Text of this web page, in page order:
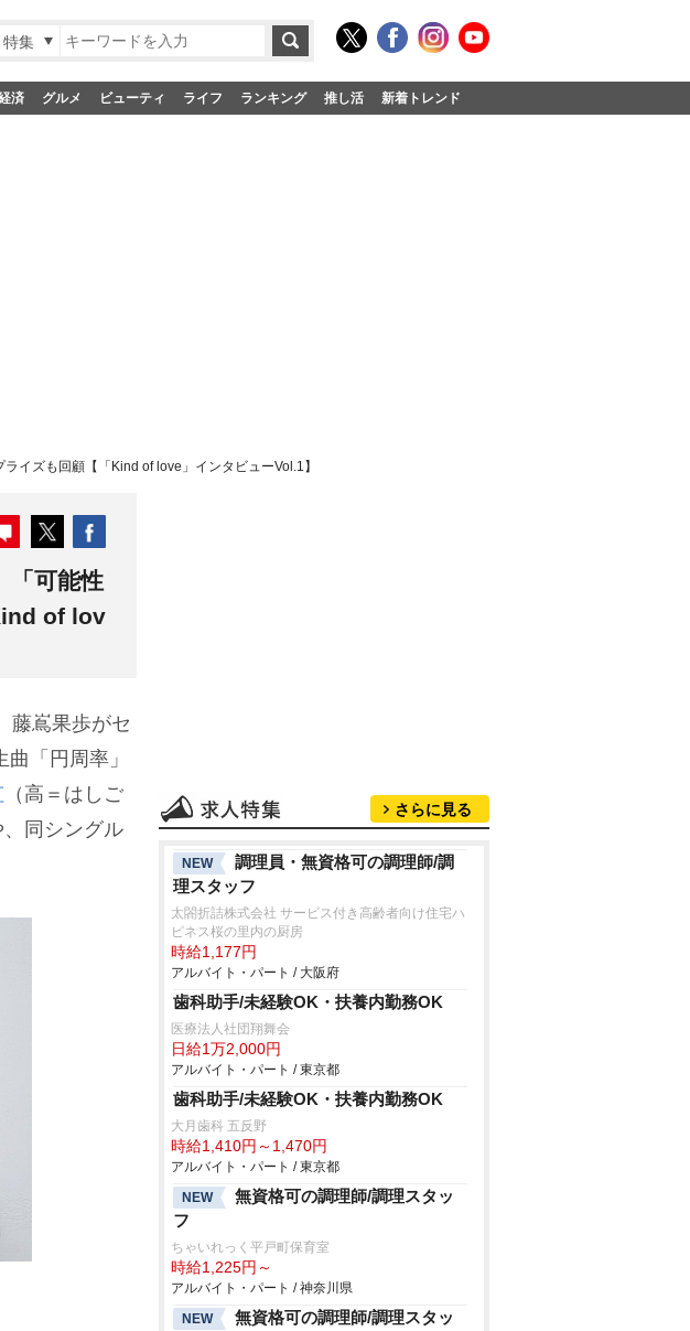
特集
済 グルメ ビューティ ライフ ランキング 推し活 新着トレンド
イズも回顧【「Kind of love」インタビューVol.1】
「可能性
of lov
藤嶌果歩がセ
「円周率」
（高＝はしご
同シングル
さらに見る
NEW
調理員・無資格可の調理師/調
理スタッフ
太閤折詰株式会社 サービス付き高齢者向け住宅ハ
ピネス桜の里内の厨房
時給1,177円
アルバイト・パート / 大阪府
歯科助手/未経験OK・扶養内勤務OK
医療法人社団翔舞会
日給1万2,000円
アルバイト・パート / 東京都
歯科助手/未経験OK・扶養内勤務OK
大月歯科 五反野
時給1,410円～1,470円
アルバイト・パート / 東京都
NEW
無資格可の調理師/調理スタッ
フ
ちゃいれっく平戸町保育室
時給1,225円～
アルバイト・パート / 神奈川県
NEW
無資格可の調理師/調理スタッ